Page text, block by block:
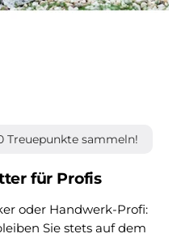
Treuepunkte sammeln!
für Profis
oder Handwerk-Profi:
Sie stets auf dem